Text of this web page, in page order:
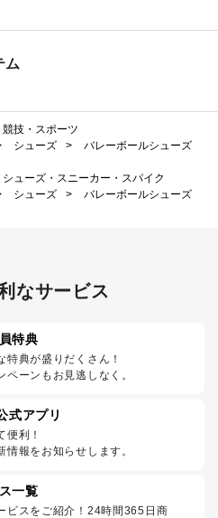
ム
競技・スポーツ
シューズ >
バレーボールシューズ
シューズ・スニーカー・スパイク
シューズ >
バレーボールシューズ
なサービス
特典
特典が盛りだくさん！
ーンもお見逃しなく。
式アプリ
便利！
情報をお知らせします。
一覧
ビスをご紹介！24時間365日商